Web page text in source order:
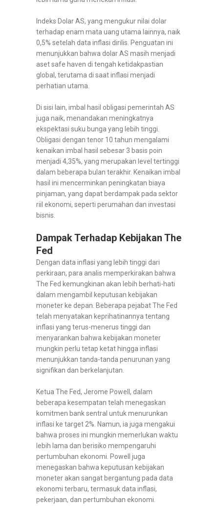
Indeks Dolar AS, yang mengukur nilai dolar
terhadap enam mata uang utama lainnya, naik
0,5% setelah data inflasi dirilis. Penguatan ini
menunjukkan bahwa dolar AS masih menjadi
aset safe haven di tengah ketidakpastian
global, terutama di saat inflasi menjadi
perhatian utama.
Di sisi lain, imbal hasil obligasi pemerintah AS
juga naik, menandakan meningkatnya
ekspektasi suku bunga yang lebih tinggi.
Obligasi dengan tenor 10 tahun mengalami
kenaikan imbal hasil sebesar 3 basis poin
menjadi 4,35%, yang merupakan level tertinggi
dalam beberapa bulan terakhir. Kenaikan imbal
hasil ini mencerminkan peningkatan biaya
pinjaman, yang dapat berdampak pada sektor
riil ekonomi, seperti perumahan dan investasi
bisnis.
Dampak Terhadap Kebijakan The
Fed
Dengan data inflasi yang lebih tinggi dari
perkiraan, para analis memperkirakan bahwa
The Fed kemungkinan akan lebih berhati-hati
dalam mengambil keputusan kebijakan
moneter ke depan. Beberapa pejabat The Fed
telah menyatakan keprihatinannya tentang
inflasi yang terus-menerus tinggi dan
menyarankan bahwa kebijakan moneter
mungkin perlu tetap ketat hingga inflasi
menunjukkan tanda-tanda penurunan yang
signifikan dan berkelanjutan.
Ketua The Fed, Jerome Powell, dalam
beberapa kesempatan telah menegaskan
komitmen bank sentral untuk menurunkan
inflasi ke target 2%. Namun, ia juga mengakui
bahwa proses ini mungkin memerlukan waktu
lebih lama dan berisiko mempengaruhi
pertumbuhan ekonomi. Powell juga
menegaskan bahwa keputusan kebijakan
moneter akan sangat bergantung pada data
ekonomi terbaru, termasuk data inflasi,
pekerjaan, dan pertumbuhan ekonomi.